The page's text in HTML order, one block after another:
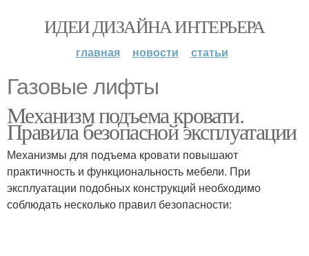
ИДЕИ ДИЗАЙНА ИНТЕРЬЕРА
главная новости статьи
Газовые лифты
Механизм подъема кровати.
Правила безопасной эксплуатации
Механизмы для подъема кровати повышают
практичность и функциональность мебели. При
эксплуатации подобных конструкций необходимо
соблюдать несколько правил безопасности: